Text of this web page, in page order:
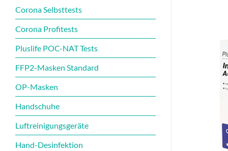
Corona Selbsttests
Corona Profitests
Pluslife POC-NAT Tests
FFP2-Masken Standard
OP-Masken
Handschuhe
Luftreinigungsgeräte
Hand-Desinfektion